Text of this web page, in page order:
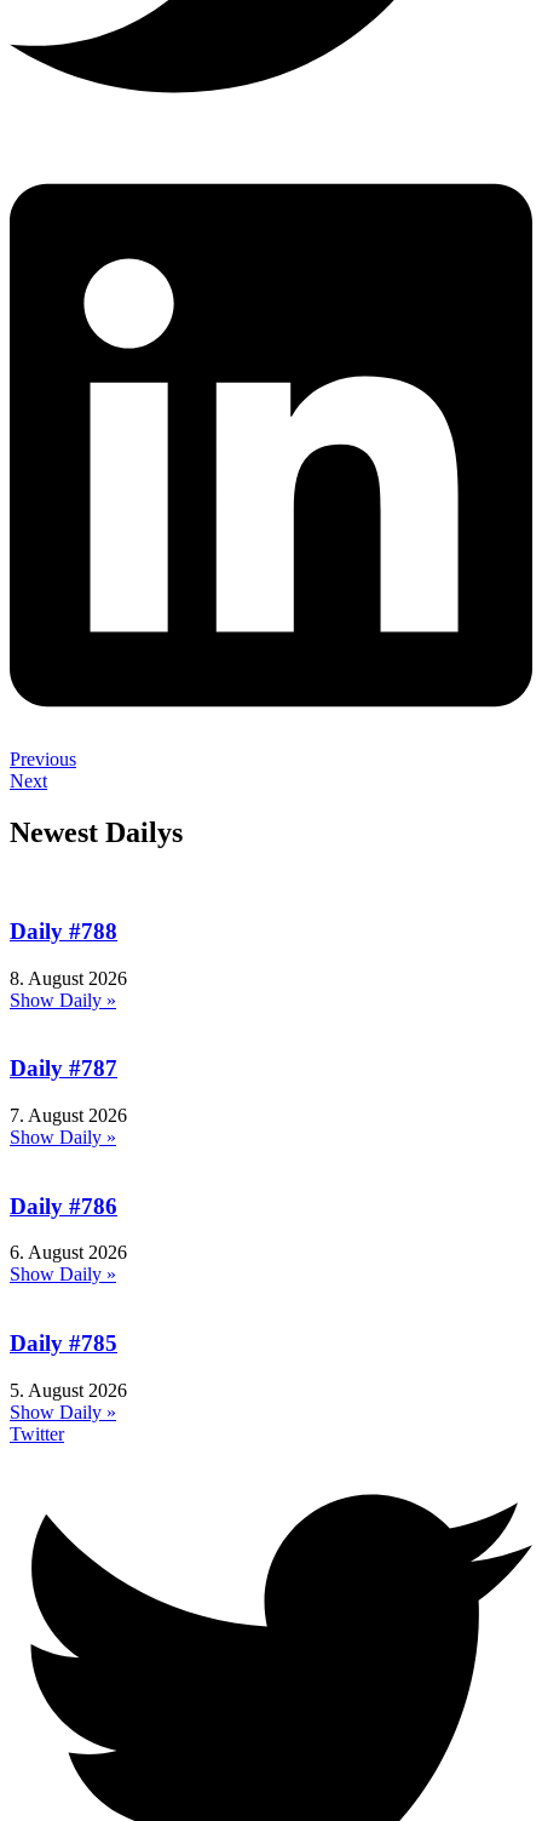
Previous
Next
Newest Dailys
Daily #788
8. August 2026
Show Daily »
Daily #787
7. August 2026
Show Daily »
Daily #786
6. August 2026
Show Daily »
Daily #785
5. August 2026
Show Daily »
Twitter